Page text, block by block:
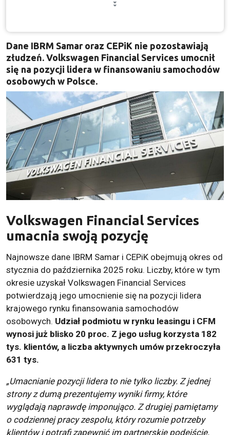
Dane IBRM Samar oraz CEPiK nie pozostawiają
złudzeń. Volkswagen Financial Services umocnił
się na pozycji lidera w finansowaniu samochodów
osobowych w Polsce.
Volkswagen Financial Services
umacnia swoją pozycję
Najnowsze dane IBRM Samar i CEPiK obejmują okres od
stycznia do października 2025 roku. Liczby, które w tym
okresie uzyskał Volkswagen Financial Services
potwierdzają jego umocnienie się na pozycji lidera
krajowego rynku finansowania samochodów
osobowych. Udział podmiotu w rynku leasingu i CFM
wynosi już blisko 20 proc. Z jego usług korzysta 182
tys. klientów, a liczba aktywnych umów przekroczyła
631 tys.
„Umacnianie pozycji lidera to nie tylko liczby. Z jednej
strony z dumą prezentujemy wyniki firmy, które
wyglądają naprawdę imponująco. Z drugiej pamiętamy
o codziennej pracy zespołu, który rozumie potrzeby
klientów i potrafi zapewnić im partnerskie podejście.